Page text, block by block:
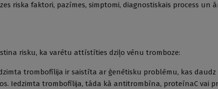
riska faktori, pazīmes, simptomi, diagnostiskais process un
risku, ka varētu attīstīties dziļo vēnu tromboze:
trombofīlija ir saistīta ar ģenētisku problēmu, kas daudz
Iedzimta trombofīlija, tāda kā antitrombīna, proteīnaC vai